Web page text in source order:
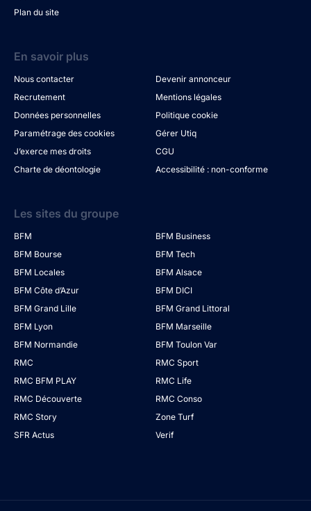
Plan du site
En savoir plus
Nous contacter
Devenir annonceur
Recrutement
Mentions légales
Données personnelles
Politique cookie
Paramétrage des cookies
Gérer Utiq
J’exerce mes droits
CGU
Charte de déontologie
Accessibilité : non-conforme
Les sites du groupe
BFM
BFM Business
BFM Bourse
BFM Tech
BFM Locales
BFM Alsace
BFM Côte d’Azur
BFM DICI
BFM Grand Lille
BFM Grand Littoral
BFM Lyon
BFM Marseille
BFM Normandie
BFM Toulon Var
RMC
RMC Sport
RMC BFM PLAY
RMC Life
RMC Découverte
RMC Conso
RMC Story
Zone Turf
SFR Actus
Verif